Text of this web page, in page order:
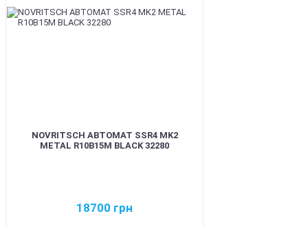
NOVRITSCH АВТОМАТ SSR4 MK2
METAL R10B15M BLACK 32280
18700 грн